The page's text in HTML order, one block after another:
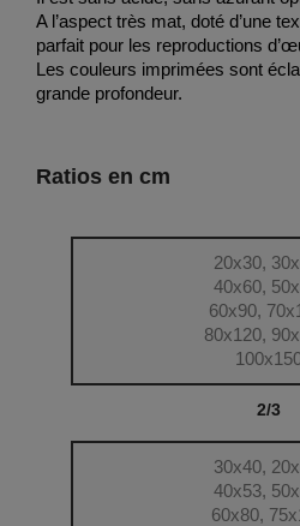
A l’aspect très mat, doté d’une
parfait pour les reproductions
Les couleurs imprimées sont
grande profondeur.
Ratios en cm
20x30,
40x60,
60x90,
80x120,
2/3
30x40,
40x53,
60x80,